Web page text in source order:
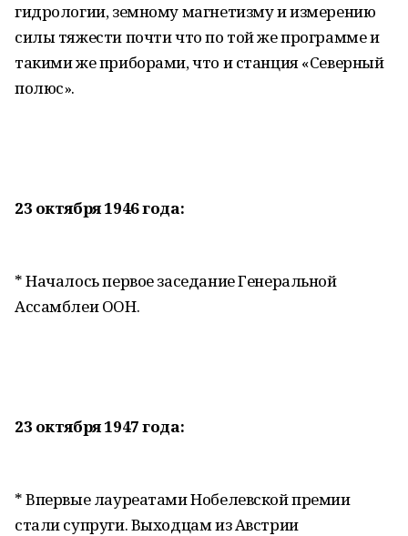
гидрологии, земному магнетизму и измерению
силы тяжести почти что по той же программе и
такими же приборами, что и станция «Северный
полюс».
23 октября 1946 года:
* Началось первое заседание Генеральной
Ассамблеи ООН.
23 октября 1947 года:
* Впервые лауреатами Нобелевской премии
стали супруги. Выходцам из Австрии